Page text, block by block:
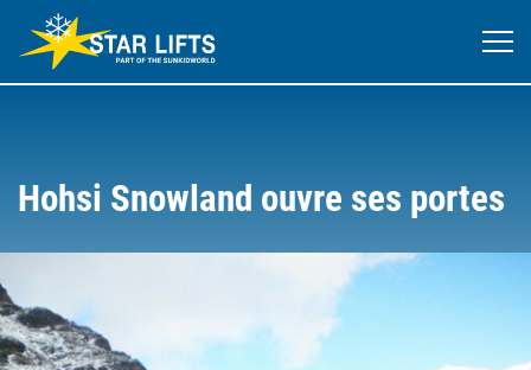
Hohsi Snowland ouvre ses portes